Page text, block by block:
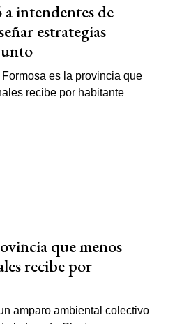
intendentes de
estrategias
que menos
recibe por